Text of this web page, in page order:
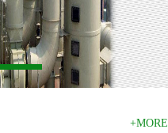
+MORE